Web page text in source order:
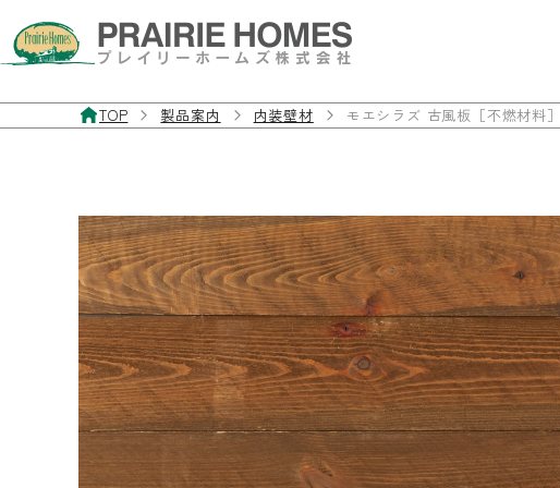
フローリング
無垢フローリング
三層・複合フローリング
フローリングの違いと特徴
フローリングを探す
室内ドア／室内窓
よくあるご質問
製品マニュアル
施工事例
私たちの想い
経年美化
お問い合わせフォーム
TOP 製品案内 内装壁材 モエシラズ 古風板［不燃材料］